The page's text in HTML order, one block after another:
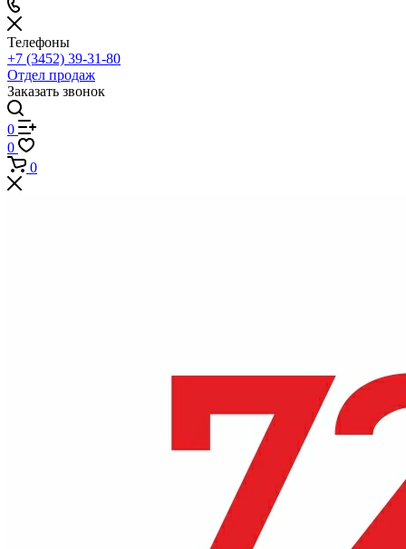
Телефоны
+7 (3452) 39-31-80
Отдел продаж
Заказать звонок
0
0
0